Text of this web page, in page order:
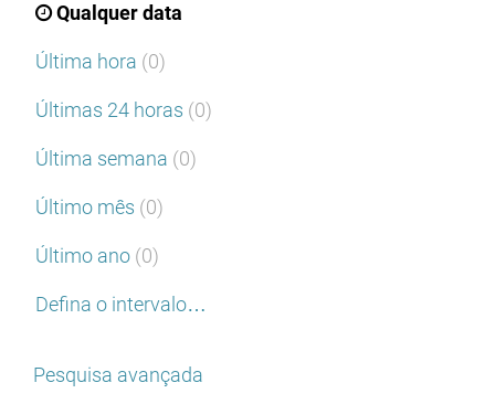
Qualquer data
Última hora (0)
Últimas 24 horas (0)
Última semana (0)
Último mês (0)
Último ano (0)
Defina o intervalo…
Pesquisa avançada